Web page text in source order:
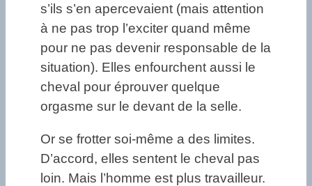
s’ils s’en apercevaient (mais attention
à ne pas trop l’exciter quand même
pour ne pas devenir responsable de la
situation). Elles enfourchent aussi le
cheval pour éprouver quelque
orgasme sur le devant de la selle.
Or se frotter soi-même a des limites.
D’accord, elles sentent le cheval pas
loin. Mais l’homme est plus travailleur.